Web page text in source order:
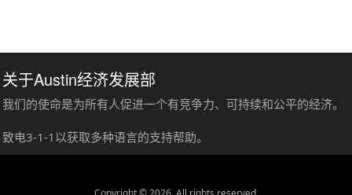
关于Austin经济发展部
我们的使命是为所有人促进一个有竞争力、可持续和公平的经济。
致电3-1-1以获取多种语言的支持帮助。